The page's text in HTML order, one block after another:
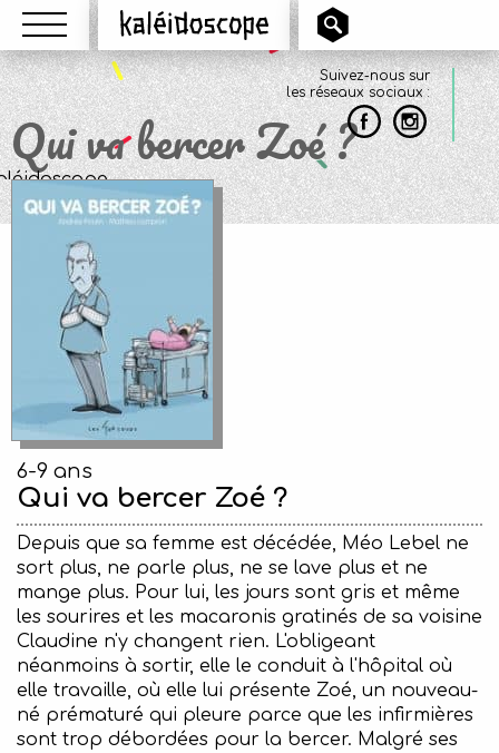
Menu Kaléidoscope
Suivez-nous sur
les réseaux sociaux :
Qui va bercer Zoé ?
6-9 ans
Qui va bercer Zoé ?
Depuis que sa femme est décédée, Méo Lebel ne
sort plus, ne parle plus, ne se lave plus et ne
mange plus. Pour lui, les jours sont gris et même
les sourires et les macaronis gratinés de sa voisine
Claudine n'y changent rien. L'obligeant
néanmoins à sortir, elle le conduit à l'hôpital où
elle travaille, où elle lui présente Zoé, un nouveau-
né prématuré qui pleure parce que les infirmières
sont trop débordées pour la bercer. Malgré ses